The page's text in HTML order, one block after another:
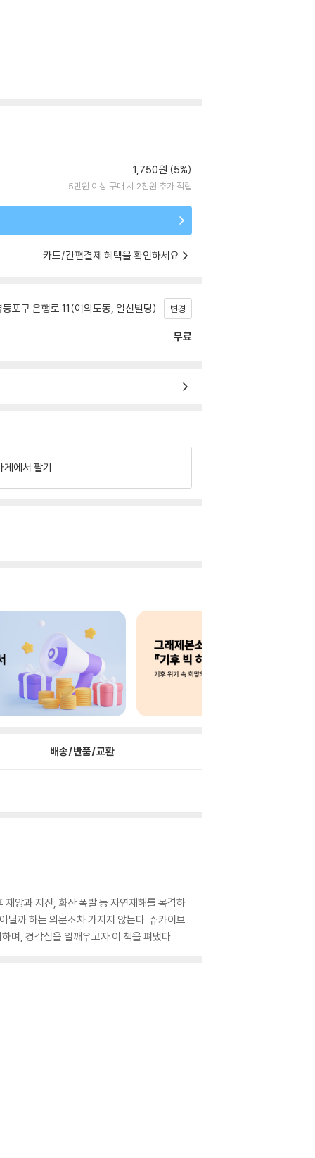
1,750원 (5%)
5만원 이상 구매 시 2천원 추가 적립
카드/간편결제 혜택을 확인하세요
포구 은행로 11(여의도동, 일신빌딩) 변경
무료
게에서 팔기
배송/반품/교환
앙과 지진, 화산 폭발 등 자연재해를 목격하
닐까 하는 의문조차 가지지 않는다. 슈카이브
며, 경각심을 일깨우고자 이 책을 펴냈다.